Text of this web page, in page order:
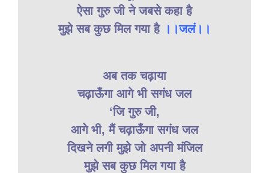
ऐसा गुरु जी ने जबसे कहा है
मुझे सब कुछ मिल गया है ।।जलं।।
अब तक चढ़ाया
चढ़ाऊँगा आगे भी सगंध जल
‘जि गुरु जी,
आगे भी, मैं चढ़ाऊँगा सगंध जल
दिखने लगी मुझे जो अपनी मंजिल
मुझे सब कुछ मिल गया है